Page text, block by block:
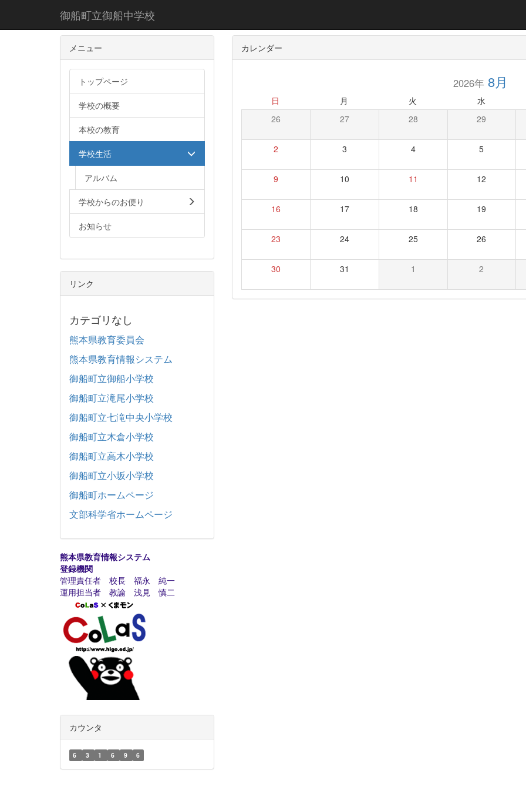
御船町立御船中学校
カレンダー
2026年8月
日 月 火 水
26 27 28 29
2 3 4 5
9 10 11 12
16 17 18 19
23 24 25 26
30 31 1 2
メニュー
トップページ
学校の概要
本校の教育
学校生活
アルバム
学校からのお便り
お知らせ
リンク
カテゴリなし
熊本県教育委員会
熊本県教育情報システム
御船町立御船小学校
御船町立滝尾小学校
御船町立七滝中央小学校
御船町立木倉小学校
御船町立高木小学校
御船町立小坂小学校
御船町ホームページ
文部科学省ホームページ
熊本県教育情報システム
登録機関
管理責任者 校長 福永 純一
運用担当者 教諭 浅見 慎二
カウンタ
6 3 1 6 9 6